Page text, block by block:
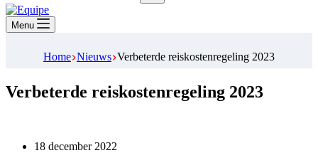
Geen
resultaten
Menu
Home Nieuws Verbeterde reiskostenregeling 2023
Verbeterde reiskostenregeling 2023
18 december 2022